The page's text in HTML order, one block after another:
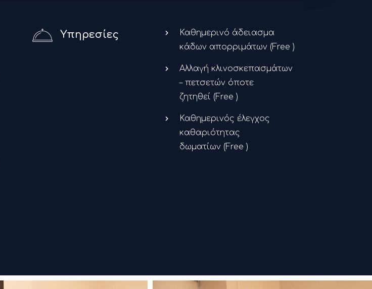
Υπηρεσίες
Καθημερινό άδειασμα
κάδων απορριμάτων (Free )
Αλλαγή κλινοσκεπασμάτων
– πετσετών όποτε
ζητηθεί (Free )
Καθημερινός έλεγχος
καθαριότητας
δωματίων (Free )